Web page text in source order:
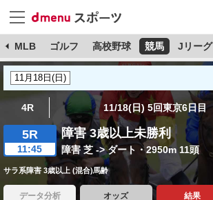
MLB ゴルフ 高校野球 競馬 Jリーグ
4R 11/18(日) 5回東京6日目
5R
11:45
障害 3歳以上未勝利
障害 芝 -> ダート・2950m 11頭
サラ系障害 3歳以上 (混合)馬齢
データ分析 オッズ 結果